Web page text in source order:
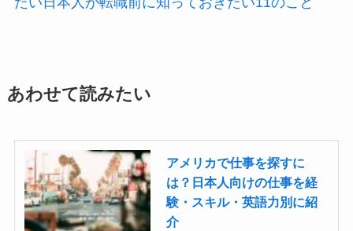
あわせて読みたい
アメリカで仕事を探すに
は？日本人向けの仕事を経
験・スキル・英語力別に紹
介